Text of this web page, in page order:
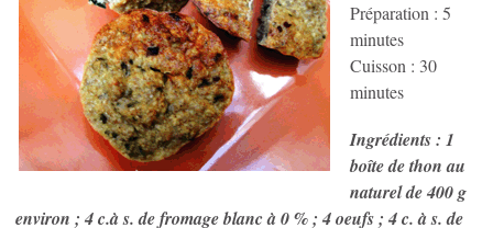
Préparation : 5
minutes
Cuisson : 30
minutes
Ingrédients : 1
boîte de thon au
naturel de 400 g
environ ; 4 c.à s. de fromage blanc à 0 % ; 4 oeufs ; 4 c. à s. de